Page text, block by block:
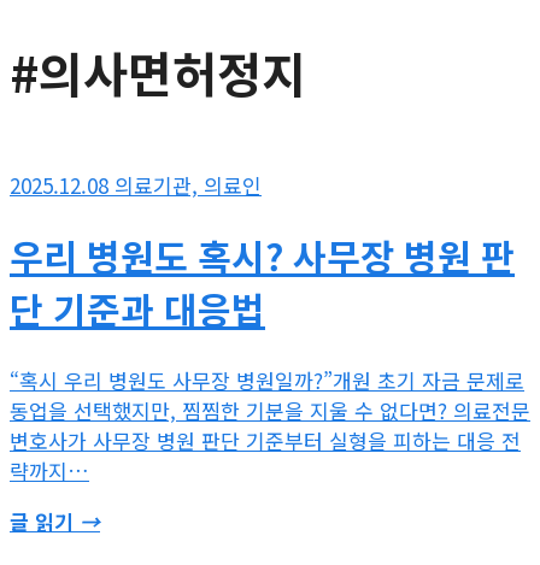
#의사면허정지
2025.12.08 의료기관, 의료인
우리 병원도 혹시? 사무장 병원 판
단 기준과 대응법
“혹시 우리 병원도 사무장 병원일까?”개원 초기 자금 문제로
동업을 선택했지만, 찜찜한 기분을 지울 수 없다면? 의료전문
변호사가 사무장 병원 판단 기준부터 실형을 피하는 대응 전
략까지…
글 읽기 →